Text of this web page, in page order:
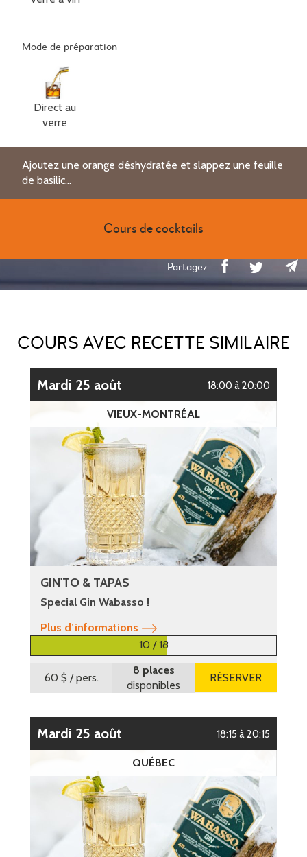
Mode de préparation
Direct au
verre
Ajoutez une orange déshydratée et slappez une feuille
de basilic...
Cours de cocktails
Partagez
COURS AVEC RECETTE SIMILAIRE
mardi 25 août 18:00 à 20:00
VIEUX-MONTRÉAL
GIN'TO & TAPAS
Special Gin Wabasso !
Plus d’informations
10 / 18
60 $ / pers.
8 places
disponibles
RÉSERVER
mardi 25 août 18:15 à 20:15
QUÉBEC